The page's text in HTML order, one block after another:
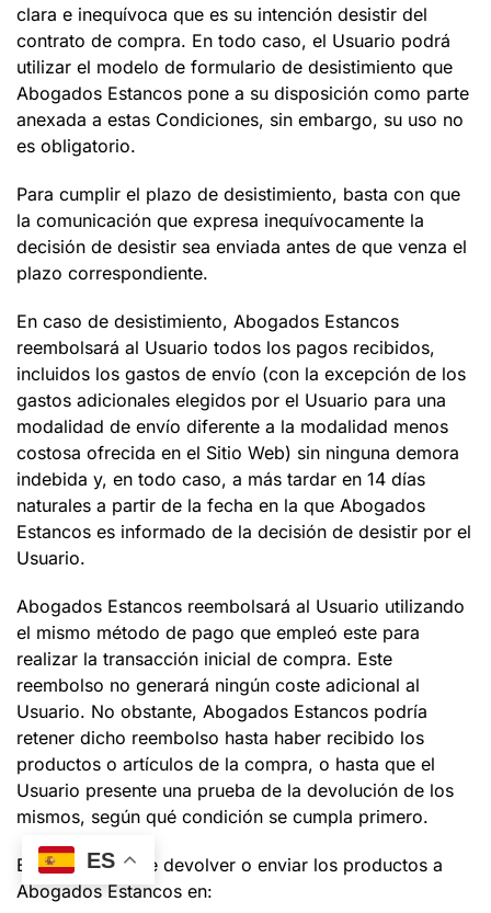
clara e inequívoca que es su intención desistir del
contrato de compra. En todo caso, el Usuario podrá
utilizar el modelo de formulario de desistimiento que
Abogados Estancos pone a su disposición como parte
anexada a estas Condiciones, sin embargo, su uso no
es obligatorio.
Para cumplir el plazo de desistimiento, basta con que
la comunicación que expresa inequívocamente la
decisión de desistir sea enviada antes de que venza el
plazo correspondiente.
En caso de desistimiento, Abogados Estancos
reembolsará al Usuario todos los pagos recibidos,
incluidos los gastos de envío (con la excepción de los
gastos adicionales elegidos por el Usuario para una
modalidad de envío diferente a la modalidad menos
costosa ofrecida en el Sitio Web) sin ninguna demora
indebida y, en todo caso, a más tardar en 14 días
naturales a partir de la fecha en la que Abogados
Estancos es informado de la decisión de desistir por el
Usuario.
Abogados Estancos reembolsará al Usuario utilizando
el mismo método de pago que empleó este para
realizar la transacción inicial de compra. Este
reembolso no generará ningún coste adicional al
Usuario. No obstante, Abogados Estancos podría
retener dicho reembolso hasta haber recibido los
productos o artículos de la compra, o hasta que el
Usuario presente una prueba de la devolución de los
mismos, según qué condición se cumpla primero.
El Usuario puede devolver o enviar los productos a
Abogados Estancos en:
ES